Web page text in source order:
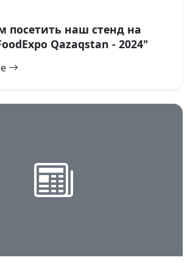
посетить наш стенд на
Qazaqstan - 2024"